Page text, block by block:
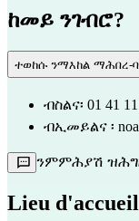
ከመይ ንገብሮ?
ተወከሱ ንማእከል ማሕበረ-
ብስልና፡ 01 41
ብኢመይልና ፡
ንምምሕያሽ
Lieu d'accueil